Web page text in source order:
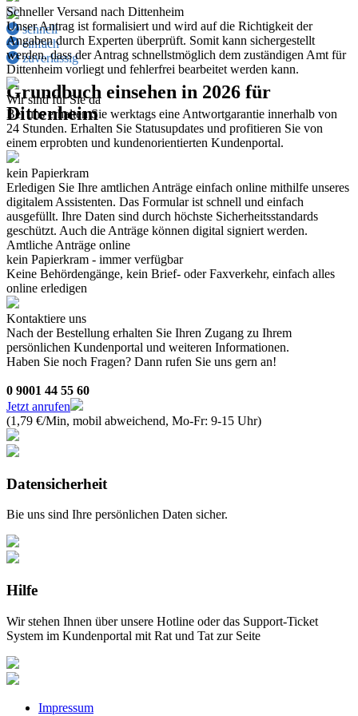
schnell
einfach
zuverlässig
Grundbuch einsehen in 2026 für
Dittenheim
Schneller Versand nach Dittenheim
Unser Antrag ist formalisiert und wird auf die Richtigkeit der
Angaben durch Experten überprüft. Somit kann sichergestellt
werden, dass der Antrag schnellstmöglich dem zuständigen Amt für
Dittenheim vorliegt und fehlerfrei bearbeitet werden kann.
Wir sind für Sie da
Bei uns erhalten Sie werktags eine Antwortgarantie innerhalb von
24 Stunden. Erhalten Sie Statusupdates und profitieren Sie von
einem erprobten und kundenorientierten Kundenportal.
kein Papierkram
Erledigen Sie Ihre amtlichen Anträge einfach online mithilfe unseres
digitalem Assistenten. Das Formular ist schnell und einfach
ausgefüllt. Ihre Daten sind durch höchste Sicherheitsstandards
geschützt. Auch die Anträge können digital signiert werden.
Amtliche Anträge online
kein Papierkram - immer verfügbar
Keine Behördengänge, kein Brief- oder Faxverkehr, einfach alles
online erledigen
Kontaktiere uns
Nach der Bestellung erhalten Sie Ihren Zugang zu Ihrem
persönlichen Kundenportal und weiteren Informationen.
Haben Sie noch Fragen? Dann rufen Sie uns gern an!
0 9001 44 55 60
Jetzt anrufen
(1,79 €/Min, mobil abweichend, Mo-Fr: 9-15 Uhr)
Datensicherheit
Bie uns sind Ihre persönlichen Daten sicher.
Hilfe
Wir stehen Ihnen über unsere Hotline oder das Support-Ticket
System im Kundenportal mit Rat und Tat zur Seite
Impressum